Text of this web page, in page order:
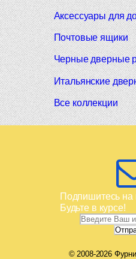
Аксессуары для
Почтовые ящики
Черные дверные
Итальянские
Все коллекции
Подпишитесь на
Будьте в курсе!
© 2008-2026